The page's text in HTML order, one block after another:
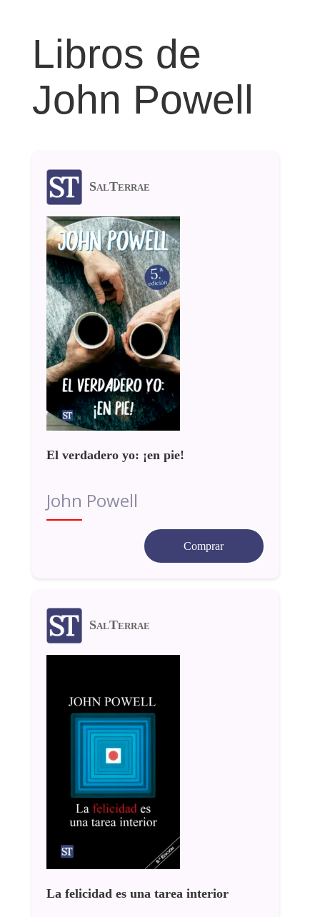
Libros de
John Powell
SalTerrae
El verdadero yo: ¡en pie!
John Powell
Comprar
SalTerrae
La felicidad es una tarea interior